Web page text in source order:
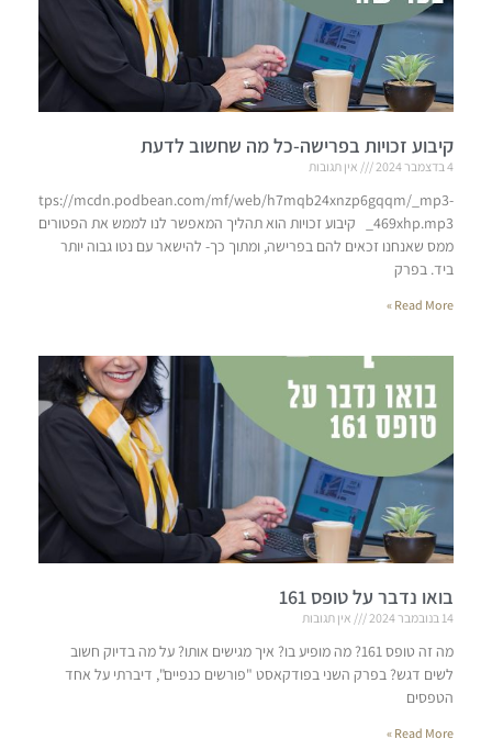
קיבוע זכויות בפרישה-כל מה שחשוב לדעת
4 בדצמבר 2024 אין תגובות
https://mcdn.podbean.com/mf/web/h7mqb24xnzp6gqqm/_mp3-
_469xhp.mp3 קיבוע זכויות הוא תהליך המאפשר לנו לממש את הפטורים
ממס שאנחנו זכאים להם בפרישה, ומתוך כך- להישאר עם נטו גבוה יותר
ביד. בפרק
Read More »
בואו נדבר על טופס 161
14 בנובמבר 2024 אין תגובות
מה זה טופס 161? מה מופיע בו? איך מגישים אותו? על מה בדיוק חשוב
לשים דגש? בפרק השני בפודקאסט "פורשים כנפיים", דיברתי על אחד
הטפסים
Read More »